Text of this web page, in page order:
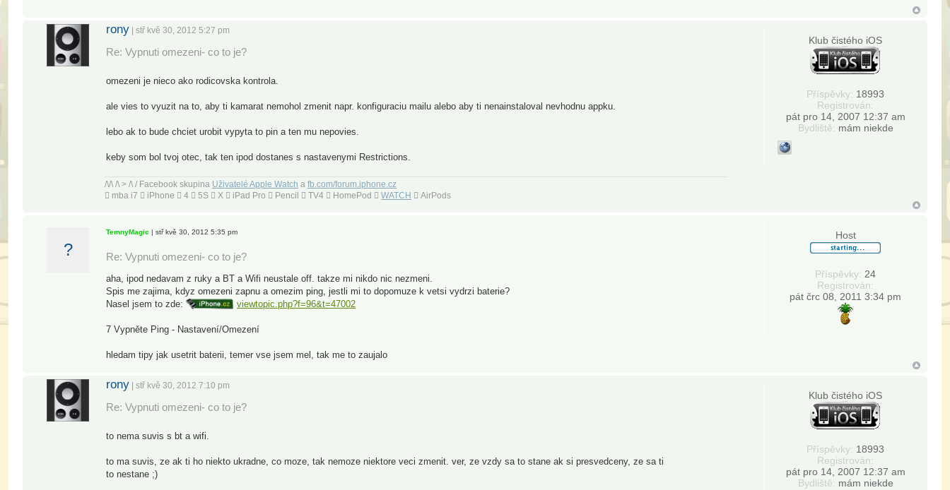
rony | stř kvě 30, 2012 5:27 pm
Re: Vypnuti omezeni- co to je?
omezeni je nieco ako rodicovska kontrola.
ale vies to vyuzit na to, aby ti kamarat nemohol zmenit napr. konfiguraciu mailu alebo aby ti nenainstaloval nevhodnu appku.
lebo ak to bude chciet urobit vypyta to pin a ten mu nepovies.
keby som bol tvoj otec, tak ten ipod dostanes s nastavenymi Restrictions.
/\/\ /\ > /\ / Facebook skupina Uživatelé Apple Watch a fb.com/forum.iphone.cz
 mba i7  iPhone  4  5S  X  iPad Pro  Pencil  TV4  HomePod  WATCH  AirPods
Klub čistého iOS
Příspěvky: 18993
Registrován:
pát pro 14, 2007 12:37 am
Bydliště: mám niekde
?
TemnyMagic | stř kvě 30, 2012 5:35 pm
Re: Vypnuti omezeni- co to je?
aha, ipod nedavam z ruky a BT a Wifi neustale off. takze mi nikdo nic nezmeni.
Spis me zajima, kdyz omezeni zapnu a omezim ping, jestli mi to dopomuze k vetsi vydrzi baterie?
Nasel jsem to zde:
viewtopic.php?f=96&t=47002
7 Vypněte Ping - Nastavení/Omezení
hledam tipy jak usetrit baterii, temer vse jsem mel, tak me to zaujalo
Host
Příspěvky: 24
Registrován:
pát črc 08, 2011 3:34 pm
rony | stř kvě 30, 2012 7:10 pm
Re: Vypnuti omezeni- co to je?
to nema suvis s bt a wifi.
to ma suvis, ze ak ti ho niekto ukradne, co moze, tak nemoze niektore veci zmenit. ver, ze vzdy sa to stane ak si presvedceny, ze sa ti
to nestane ;)
Klub čistého iOS
Příspěvky: 18993
Registrován:
pát pro 14, 2007 12:37 am
Bydliště: mám niekde